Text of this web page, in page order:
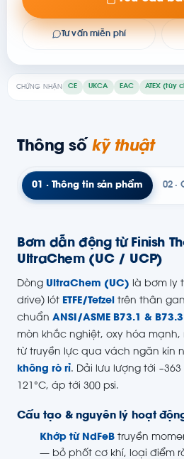
CHỨNG NHẬN CE UKCA EAC ATEX (tùy
Tư vấn miễn phí
Thông số kỹ thuật
01 · Thông tin sản phẩm 02 ·
Bơm dẫn động từ Finish
UltraChem (UC / UCP)
Dòng UltraChem (UC) là bơm ly
drive) lót ETFE/Tefzel trên thân
chuẩn ANSI/ASME B73.1 & B73.3
mòn khắc nghiệt, oxy hóa
từ truyền lực qua vách ngăn kín
không rò rỉ. Dải lưu lượng tới
121°C, áp tới 300 psi.
Cấu tạo & nguyên lý hoạt
Khớp từ NdFeB truyền
— bỏ phốt cơ khí, loại điểm